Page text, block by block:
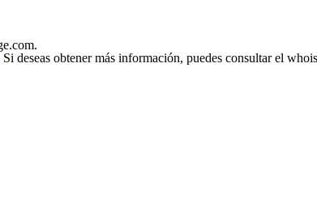
Si deseas obtener más información, puedes consultar el